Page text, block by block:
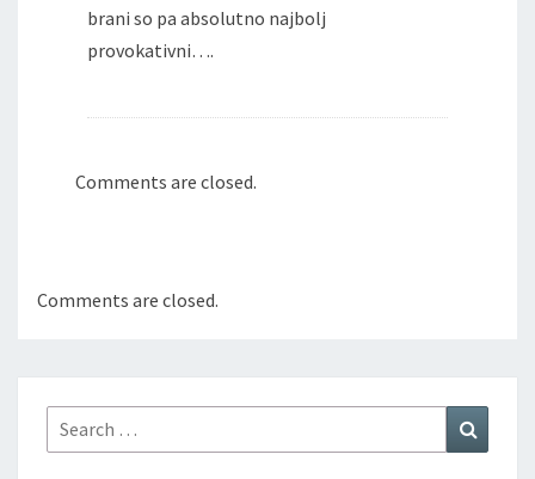
brani so pa absolutno najbolj
provokativni….
Comments are closed.
Comments are closed.
Search
for: